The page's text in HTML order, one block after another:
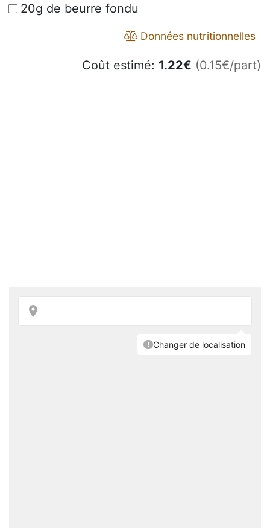
20g de beurre fondu
Données nutritionnelles
Coût estimé: 1.22€ (0.15€/part)